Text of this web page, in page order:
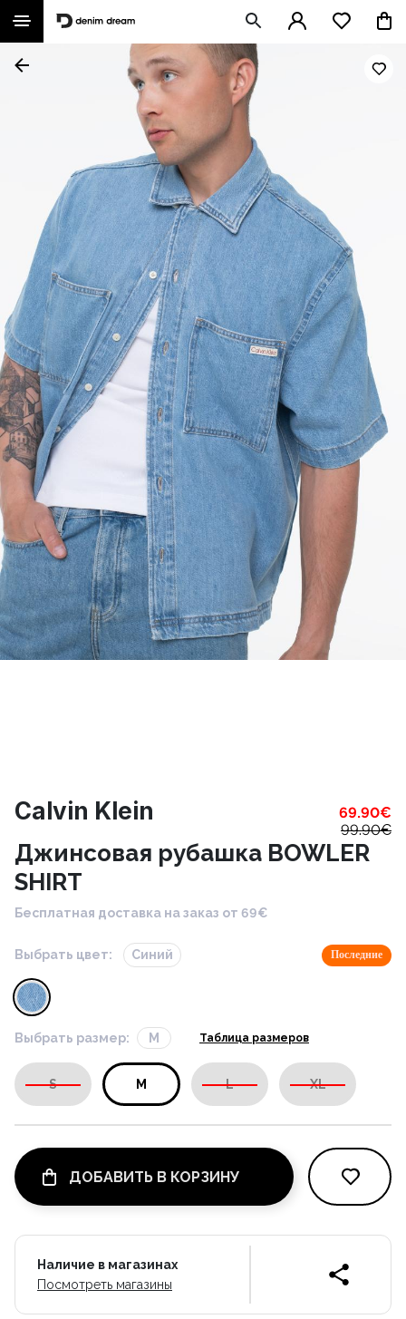
Calvin Klein 69.90€
99.90€
Джинсовая рубашка BOWLER
SHIRT
Бесплатная доставка на заказ от 69€
Выбрать цвет: Синий Последние
Выбрать размер: M Таблица размеров
S M L XL
ДОБАВИТЬ В КОРЗИНУ
Наличие в магазинах
Посмотреть магазины